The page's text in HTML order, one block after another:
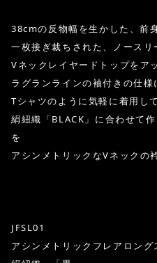
38cmの反物幅を生かした、前
一枚接ぎ裁ちされた、ノースリ
Vネックレイヤードトップをア
ラグランラインの袖付きの仕様
Tシャツのように気軽に着用し
絹紐織「BLACK」に合わせて
を
アシンメトリックなVネックの
JFSL01
アシンメトリックフレアロン